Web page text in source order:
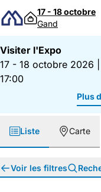
Passer au17 - 18 octobre
Gand
Visiter l'Expo
17 - 18 octobre 2026
17:00
Plus
Liste Carte
Voir les filtres